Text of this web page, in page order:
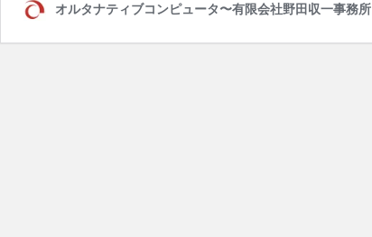
オルタナティブコンピュータ〜有限会社野田収一事務所